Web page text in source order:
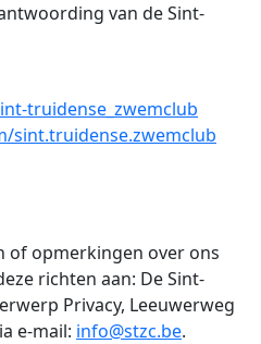
van de Sint-
truidense_zwemclub
sint.truidense.zwemclub
of opmerkingen over ons
richten aan: De Sint-
Privacy, Leeuwerweg
e-mail: info@stzc.be.